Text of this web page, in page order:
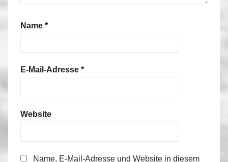
Name *
E-Mail-Adresse *
Website
Name, E-Mail-Adresse und Website in diesem